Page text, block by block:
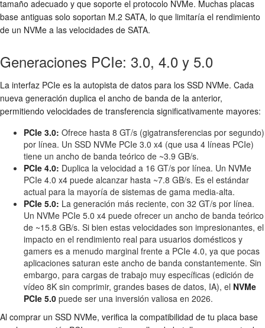
tamaño adecuado y que soporte el protocolo NVMe. Muchas placas
base antiguas solo soportan M.2 SATA, lo que limitaría el rendimiento
de un NVMe a las velocidades de SATA.
Generaciones PCIe: 3.0, 4.0 y 5.0
La interfaz PCIe es la autopista de datos para los SSD NVMe. Cada
nueva generación duplica el ancho de banda de la anterior,
permitiendo velocidades de transferencia significativamente mayores:
PCIe 3.0: Ofrece hasta 8 GT/s (gigatransferencias por segundo)
por línea. Un SSD NVMe PCIe 3.0 x4 (que usa 4 líneas PCIe)
tiene un ancho de banda teórico de ~3.9 GB/s.
PCIe 4.0: Duplica la velocidad a 16 GT/s por línea. Un NVMe
PCIe 4.0 x4 puede alcanzar hasta ~7.8 GB/s. Es el estándar
actual para la mayoría de sistemas de gama media-alta.
PCIe 5.0: La generación más reciente, con 32 GT/s por línea.
Un NVMe PCIe 5.0 x4 puede ofrecer un ancho de banda teórico
de ~15.8 GB/s. Si bien estas velocidades son impresionantes, el
impacto en el rendimiento real para usuarios domésticos y
gamers es a menudo marginal frente a PCIe 4.0, ya que pocas
aplicaciones saturan este ancho de banda constantemente. Sin
embargo, para cargas de trabajo muy específicas (edición de
vídeo 8K sin comprimir, grandes bases de datos, IA), el NVMe
PCIe 5.0 puede ser una inversión valiosa en 2026.
Al comprar un SSD NVMe, verifica la compatibilidad de tu placa base